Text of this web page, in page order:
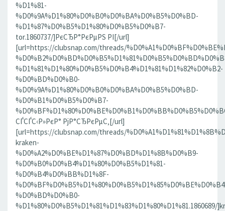
%D1%81-
%D0%9A%D1%80%D0%B0%D0%BA%D0%B5%D0%BD-
%D1%87%D0%B5%D1%80%D0%B5%D0%B7-
tor.1860737/]РєСЂР°РєРµРЅ РІ[/url]
[url=https://clubsnap.com/threads/
%D1%81%D1%80%D0%B5%D0%B4%D1%81%D1%82%D0%B2-
%D0%BD%D0%B0-
%D0%9A%D1%80%D0%B0%D0%BA%D0%B5%D0%BD-
%D0%B1%D0%B5%D0%B7-
СЃСЃС‹Р»РєР° РјР°СЂРєРµС‚[/url]
[url=https://clubsnap.com/threads/
kraken-
%D0%A2%D0%BE%D1%87%D0%BD%D1%8B%D0%B9-
%D0%B0%D0%B4%D1%80%D0%B5%D1%81-
%D0%B4%D0%BB%D1%8F-
%D0%BD%D0%B0-
%D1%80%D0%B5%D1%81%D1%83%D1%80%D1%81.1860689/